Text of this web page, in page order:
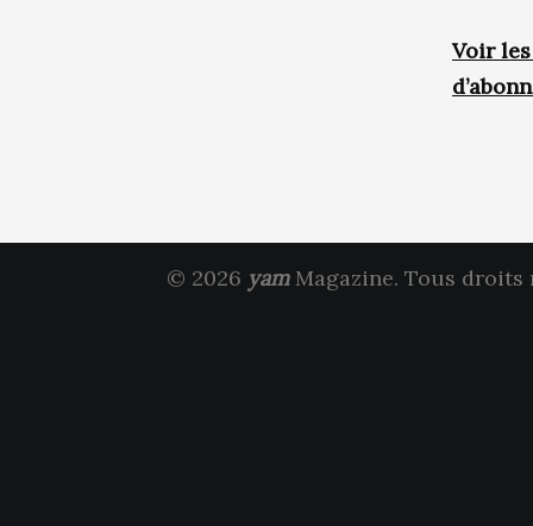
Voir
© 2026 yamMagazine. Tous droits